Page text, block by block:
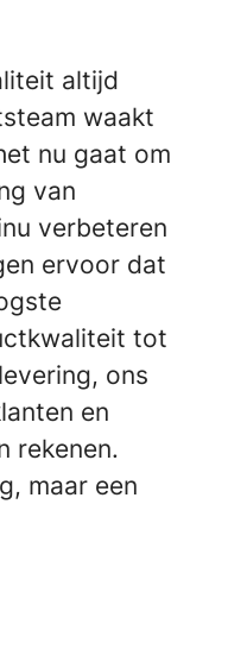
altijd
waakt
nu gaat om
van
verbeteren
ervoor dat
tot
ons
en
rekenen.
maar een